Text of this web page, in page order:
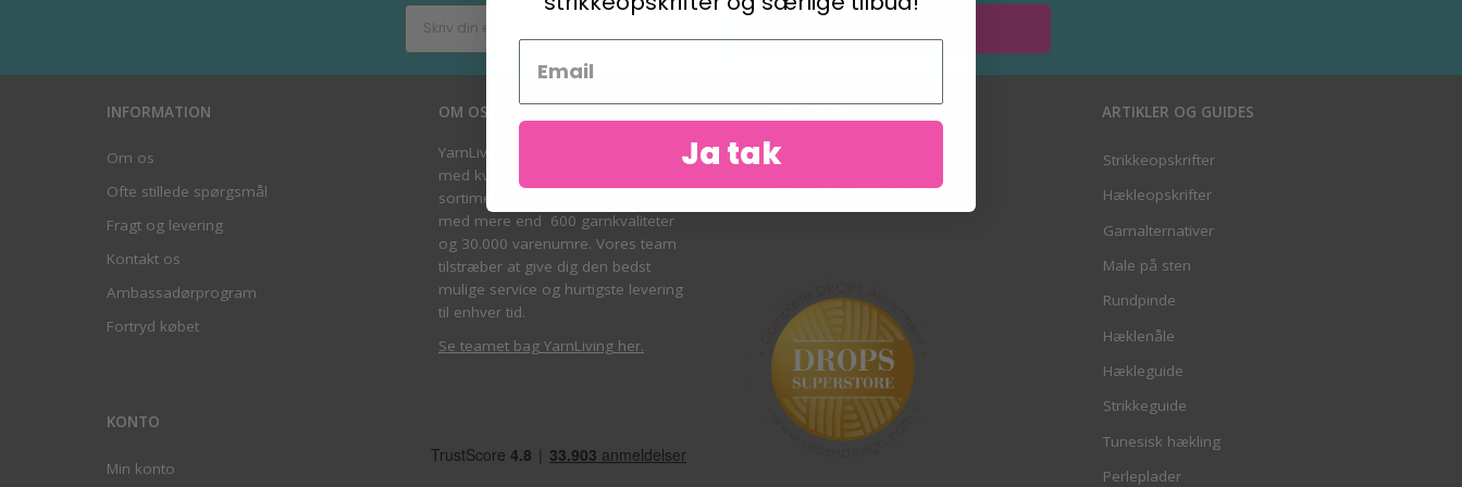
INFORMATION
Om os
Ofte stillede spørgsmål
Fragt og levering
Kontakt os
Ambassadørprogram
Fortryd købet
KONTO
Min konto
OM OS
YarnLiving forsyner hele Danmark
med kvalitetsgarn. Vi har et bredt
sortiment fra de populære mærker
med mere end 600 garnkvaliteter
og 30.000 varenumre. Vores team
tilstræber at give dig den bedst
mulige service og hurtigste levering
til enhver tid.
Se teamet bag YarnLiving her.
ARTIKLER OG GUIDES
Strikkeopskrifter
Hækleopskrifter
Garnalternativer
Male på sten
Rundpinde
Hæklenåle
Hækleguide
Strikkeguide
Tunesisk hækling
Perleplader
Ja tak